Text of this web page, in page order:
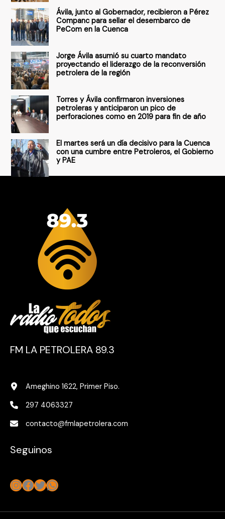
o
r
:
Ávila, junto al Gobernador, recibieron a Pérez
Companc para sellar el desembarco de
PeCom en la Cuenca
Jorge Ávila asumió su cuarto mandato
proyectando el liderazgo de la reconversión
petrolera de la región
Torres y Ávila confirmaron inversiones
petroleras y anticiparon un pico de
perforaciones como en 2019 para fin de año
El martes será un día decisivo para la Cuenca
con una cumbre entre Petroleros, el Gobierno
y PAE
FM LA PETROLERA 89.3
Ameghino 1622, Primer Piso.
297 4063327
contacto@fmlapetrolera.com
Seguinos
Instagram
Facebook
Twitter
WhatsApp